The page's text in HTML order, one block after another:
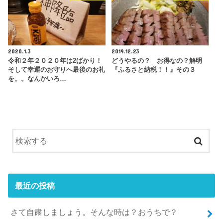
2020.1.3
令和２年２０２０年は2ばかり！
そして幸運のお守りへ最後のお礼
を。。なんかいろ…
2019.12.23
どうやるの？ お得なの？解明
『ふるさと納税！！』その３
最近の投稿
さて自粛しましょう。そんな時は？おうちで？